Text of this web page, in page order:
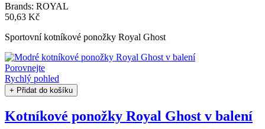
Brands: ROYAL
50,63 Kč
Sportovní kotníkové ponožky Royal Ghost
Porovnejte
Rychlý pohled
+ Přidat do košíku
Kotníkové ponožky Royal Ghost v balení